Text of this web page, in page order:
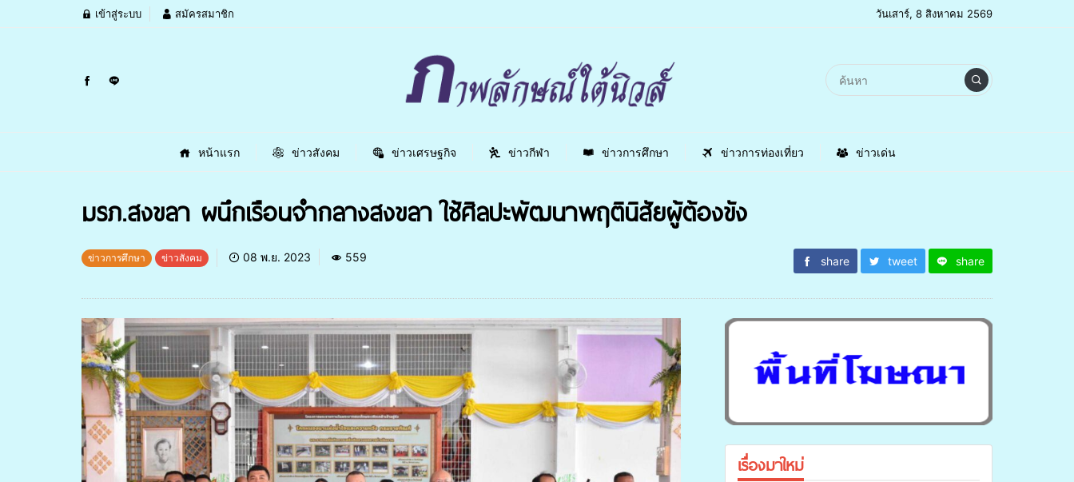
เข้าสู่ระบบ สมัครสมาชิก วันเสาร์, 8 สิงหาคม 2569
หน้าแรก ข่าวสังคม ข่าวเศรษฐกิจ ข่าวกีฬา ข่าวการศึกษา ข่าวการท่องเที่ยว ข่าวเด่น
มรภ.สงขลา ผนึกเรือนจำกลางสงขลา ใช้ศิลปะพัฒนาพฤตินิสัยผู้ต้องขัง
ข่าวการศึกษา ข่าวสังคม 08 พ.ย. 2023 559 share tweet share
เรื่องมาใหม่